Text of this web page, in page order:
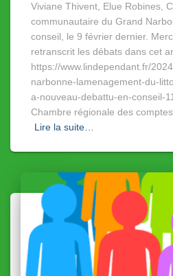
Viviane Thivent, Elue Robines,
communautaire du Grand
conseil, le 9 février dernier.
retranscrit les débats dans cet
https://www.lindependant.fr/
narbonne-lamenagement-du-
a-nouveau-debattu-en-conseil-
Chambre régionale des
Lire la suite…